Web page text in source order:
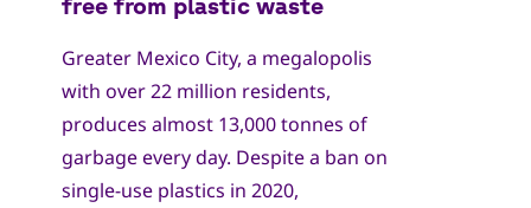
Greater Mexico City, a megalopolis
with over 22 million residents,
produces almost 13,000 tonnes of
garbage every day. Despite a ban on
single-use plastics in 2020,